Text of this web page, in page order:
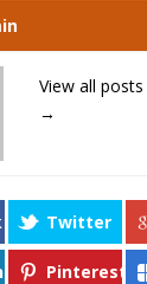
View all
→
Twitter
Pinterest